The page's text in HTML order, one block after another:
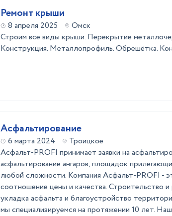
Ремонт крыши
8 апреля 2025
Омск
Строим все виды крыши. Перекрытие
Конструкция. Металлопрофиль. Обрешётка.
Асфальтирование
6 марта 2024
Троицкое
Асфальт-PROFI принимает заявки на
асфальтирование ангаров, площадок
любой сложности. Компания Асфальт-PROFI -
соотношение цены и качества. Строительство
укладка асфальта и благоустройство
мы специализируемся на протяжении 10 лет.